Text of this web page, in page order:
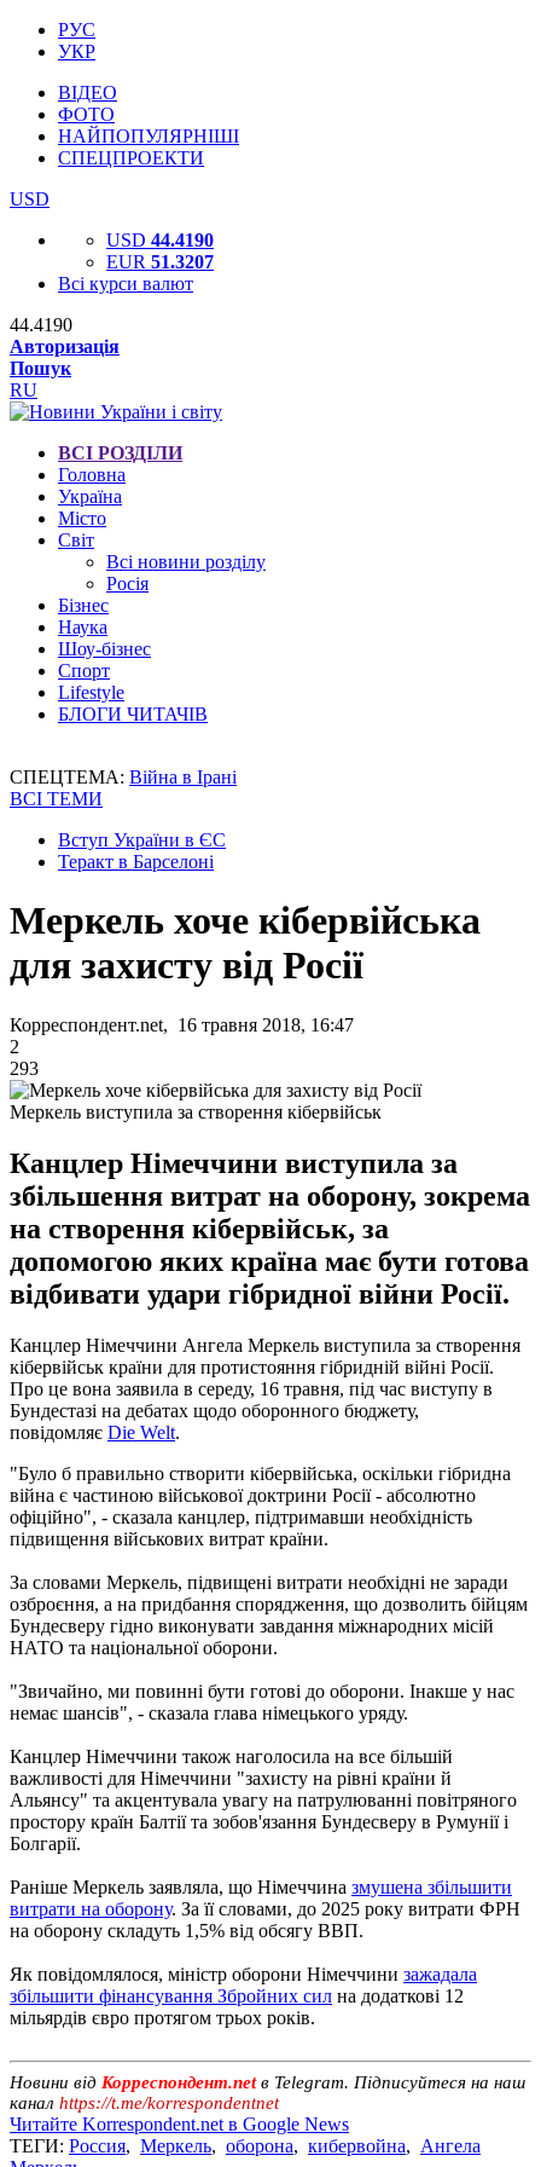
РУС
УКР
ВІДЕО
ФОТО
НАЙПОПУЛЯРНІШІ
СПЕЦПРОЕКТИ
USD
USD 44.4190
EUR 51.3207
Всі курси валют
44.4190
Авторизація
Пошук
RU
ВСІ РОЗДІЛИ
Головна
Україна
Місто
Світ
Всі новини розділу
Росія
Бізнес
Наука
Шоу-бізнес
Спорт
Lifestyle
БЛОГИ ЧИТАЧІВ
СПЕЦТЕМА: Війна в Ірані
ВСІ ТЕМИ
Вступ України в ЄС
Теракт в Барселоні
Меркель хоче кібервійська
для захисту від Росії
Корреспондент.net, 16 травня 2018, 16:47
2
293
Меркель виступила за створення кібервійськ
Канцлер Німеччини виступила за
збільшення витрат на оборону, зокрема
на створення кібервійськ, за
допомогою яких країна має бути готова
відбивати удари гібридної війни Росії.
Канцлер Німеччини Ангела Меркель виступила за створення
кібервійськ країни для протистояння гібридній війні Росії.
Про це вона заявила в середу, 16 травня, під час виступу в
Бундестазі на дебатах щодо оборонного бюджету,
повідомляє Die Welt.
"Було б правильно створити кібервійська, оскільки гібридна
війна є частиною військової доктрини Росії - абсолютно
офіційно", - сказала канцлер, підтримавши необхідність
підвищення військових витрат країни.
За словами Меркель, підвищені витрати необхідні не заради
озброєння, а на придбання спорядження, що дозволить бійцям
Бундесверу гідно виконувати завдання міжнародних місій
НАТО та національної оборони.
"Звичайно, ми повинні бути готові до оборони. Інакше у нас
немає шансів", - сказала глава німецького уряду.
Канцлер Німеччини також наголосила на все більшій
важливості для Німеччини "захисту на рівні країни й
Альянсу" та акцентувала увагу на патрулюванні повітряного
простору країн Балтії та зобов'язання Бундесверу в Румунії і
Болгарії.
Раніше Меркель заявляла, що Німеччина змушена збільшити
витрати на оборону. За її словами, до 2025 року витрати ФРН
на оборону складуть 1,5% від обсягу ВВП.
Як повідомлялося, міністр оборони Німеччини зажадала
збільшити фінансування Збройних сил на додаткові 12
мільярдів євро протягом трьох років.
Новини від Корреспондент.netв Telegram. Підписуйтеся на наш
канал https://t.me/korrespondentnet
Читайте Korrespondent.net в Google News
ТЕГИ: Россия, Меркель, оборона, кибервойна, Ангела